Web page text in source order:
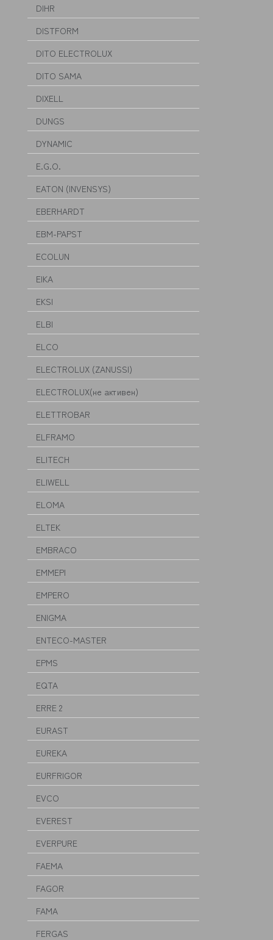
DIHR
DISTFORM
DITO ELECTROLUX
DITO SAMA
DIXELL
DUNGS
DYNAMIC
E.G.O.
EATON (INVENSYS)
EBERHARDT
EBM-PAPST
ECOLUN
EIKA
EKSI
ELBI
ELCO
ELECTROLUX (ZANUSSI)
ELECTROLUX(не активен)
ELETTROBAR
ELFRAMO
ELITECH
ELIWELL
ELOMA
ELTEK
EMBRACO
EMMEPI
EMPERO
ENIGMA
ENTECO-MASTER
EPMS
EQTA
ERRE 2
EURAST
EUREKA
EURFRIGOR
EVCO
EVEREST
EVERPURE
FAEMA
FAGOR
FAMA
FERGAS